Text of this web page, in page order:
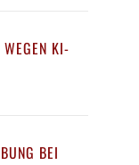
WEGEN KI-
BEI